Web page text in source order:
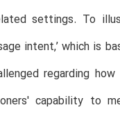
settings. To
intent,’ which is
regarding
capability to